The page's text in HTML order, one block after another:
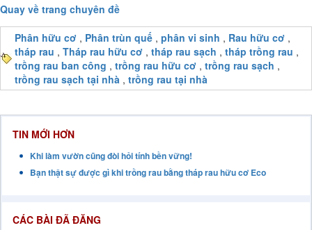
Quay về trang chuyên đề
Phân hữu cơ , Phân trùn quế , phân vi sinh , Rau hữu cơ ,
tháp rau , Tháp rau hữu cơ , tháp rau sạch , tháp trồng rau ,
trồng rau ban công , trồng rau hữu cơ , trồng rau sạch ,
trồng rau sạch tại nhà , trồng rau tại nhà
TIN MỚI HƠN
Khi làm vườn cũng đòi hỏi tính bền vững!
Bạn thật sự được gì khi trồng rau bằng tháp rau hữu cơ Eco
CÁC BÀI ĐÃ ĐĂNG